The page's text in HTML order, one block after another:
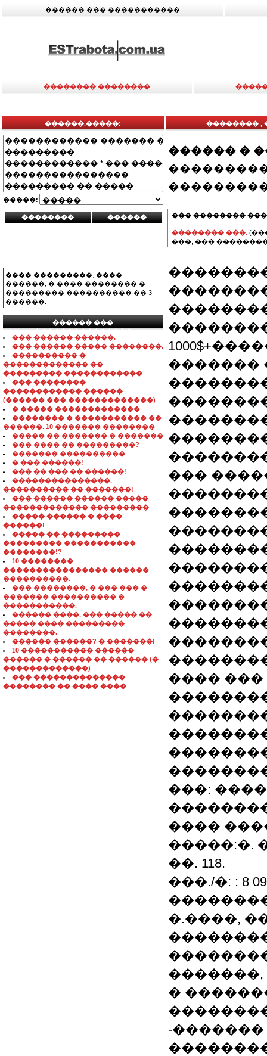
������ ��� �����������
�������� ��������
������.�����:
�����:
���� ���������, ����
������, � ���� �������� �
��������� ���������� �� 3
������.
������ ���
���������������
��� ������ ������.
��� ������ ����� ��������.
���������� �
������������� ��
��������� ������������
��� ��������
������������ ������
(������ ��� �������������)
� ����� �������������
�������� � ����������� ��
������. 10 ������� ��������
����� �� ������� � �������
��� ���� �� ���������?
������� ����������
� ��� ������!
��� �� ��� �� ������!
���������������.
���������� �� �������!
��� ������ ������ �����
������������� ���������
����� ������ � ����
������!
����� �� ���������
��������� �����������
��������!?
10 ��������
���������������� ������
����������.
��� ��������, � ��� ��� �
������� ���������� �
�����������.
������ ����. ��� ����� ��
����� ���� ���������
��������.
������ ������? � �������!
10 ����������� ������
������ � ������ �� ������ (�
�������������)
��� ��������������
�������� �� ���� ����
�������� ,
������ �
��� ��������
�������� ���.
���, ���
�������
���
����
���:
����
�����:�.
��. 118.
���./�: : 8
�.����,
�
-�������